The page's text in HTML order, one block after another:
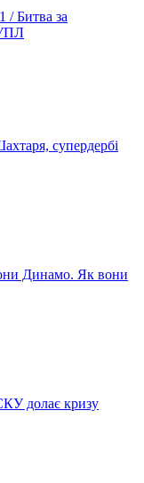
/ Битва за
супердербі
Динамо. Як вони
долає кризу